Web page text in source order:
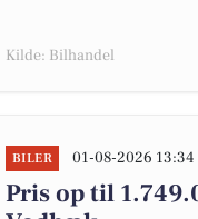
Kilde: Bilhandel
BILER 01-08-2026 13:34
Pris op til